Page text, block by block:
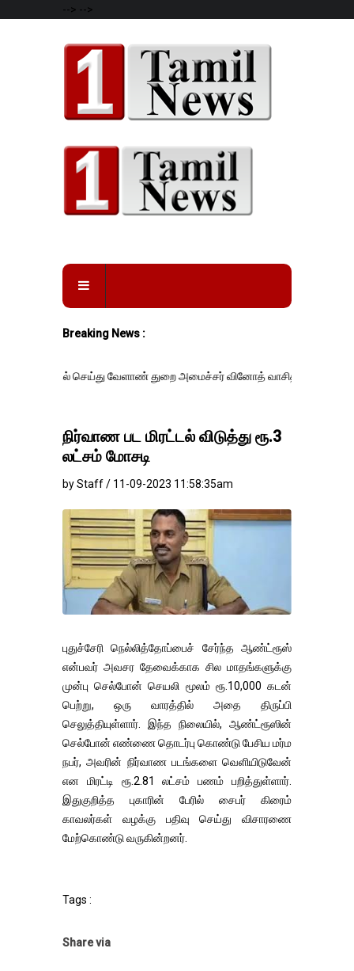
--> -->
Breaking News :
வேளாண் துறை அமைச்சர் வினோத் வாசித்து வருகிறார். �.
நிர்வாண பட மிரட்டல் விடுத்து ரூ.3
லட்சம் மோசடி
by Staff / 11-09-2023 11:58:35am
புதுச்சேரி நெல்லித்தோப்பைச் சேர்ந்த ஆண்ட்ரூஸ்
என்பவர் அவசர தேவைக்காக சில மாதங்களுக்கு
முன்பு செல்போன் செயலி மூலம் ரூ.10,000 கடன்
பெற்று, ஒரு வாரத்தில் அதை திருப்பி
செலுத்தியுள்ளார். இந்த நிலையில், ஆண்ட்ரூஸின்
செல்போன் எண்ணை தொடர்பு கொண்டு பேசிய மர்ம
நபர், அவரின் நிர்வாண படங்களை வெளியிடுவேன்
என மிரட்டி ரூ.2.81 லட்சம் பணம் பறித்துள்ளார்.
இதுகுறித்த புகாரின் பேரில் சைபர் கிரைம்
காவலர்கள் வழக்கு பதிவு செய்து விசாரணை
மேற்கொண்டு வருகின்றனர்.
Tags :
Share via